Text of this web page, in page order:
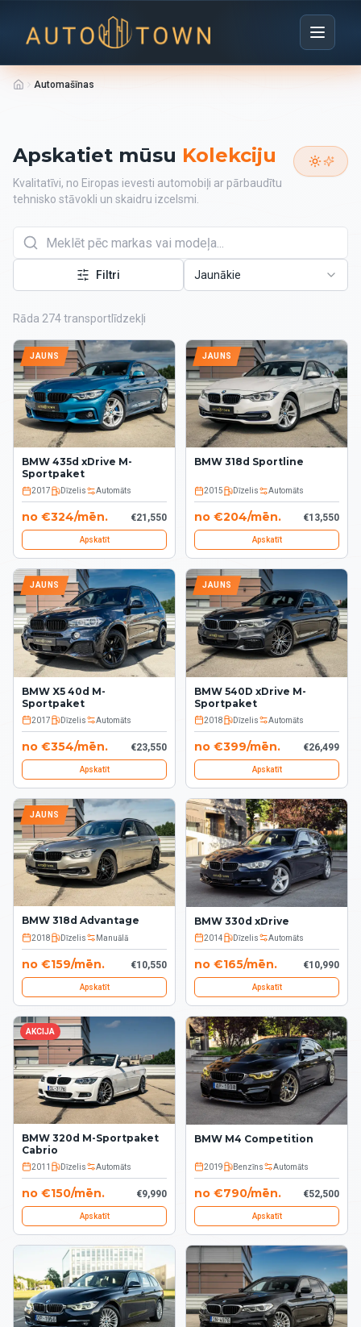
Automašīnas
Apskatiet mūsu Kolekciju
Kvalitatīvi, no Eiropas ievesti automobiļi ar pārbaudītu
tehnisko stāvokli un skaidru izcelsmi.
Filtri Jaunākie
Rāda 274 transportlīdzekļi
JAUNS
BMW 435d xDrive M-
Sportpaket
2017 Dīzelis Automāts
no €324/mēn. €21,550
Apskatīt
JAUNS
BMW 318d Sportline
2015 Dīzelis Automāts
no €204/mēn. €13,550
Apskatīt
JAUNS
BMW X5 40d M-
Sportpaket
2017 Dīzelis Automāts
no €354/mēn. €23,550
Apskatīt
JAUNS
BMW 540D xDrive M-
Sportpaket
2018 Dīzelis Automāts
no €399/mēn. €26,499
Apskatīt
JAUNS
BMW 318d Advantage
2018 Dīzelis Manuālā
no €159/mēn. €10,550
Apskatīt
BMW 330d xDrive
2014 Dīzelis Automāts
no €165/mēn. €10,990
Apskatīt
AKCIJA
BMW 320d M-Sportpaket
Cabrio
2011 Dīzelis Automāts
no €150/mēn. €9,990
Apskatīt
BMW M4 Competition
2019 Benzīns Automāts
no €790/mēn. €52,500
Apskatīt